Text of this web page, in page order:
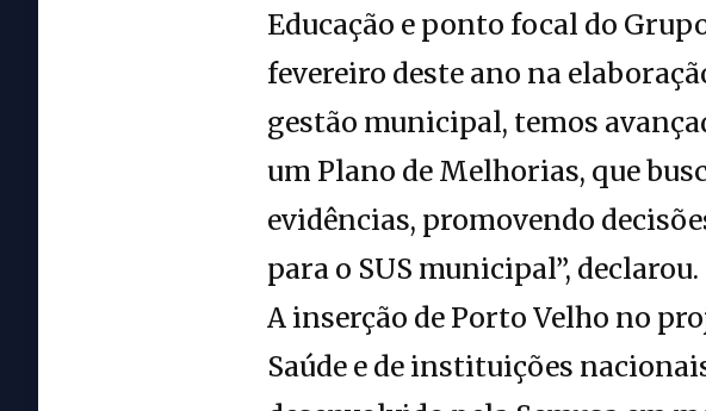
Educação e ponto focal do
fevereiro deste ano na
gestão municipal, temos
um Plano de Melhorias, que
evidências, promovendo
para o SUS municipal”, declarou.
A inserção de Porto Velho no
Saúde e de instituições